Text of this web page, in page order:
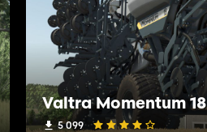
Valtra Momentum 18
5 099